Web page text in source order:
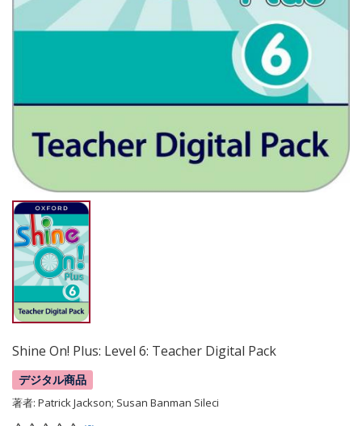
Shine On! Plus: Level 6: Teacher Digital Pack
デジタル商品
著者: Patrick Jackson; Susan Banman Sileci